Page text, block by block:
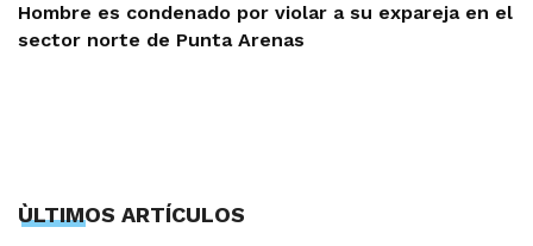
Hombre es condenado por violar a su expareja en el
sector norte de Punta Arenas
ÙLTIMOS ARTÍCULOS